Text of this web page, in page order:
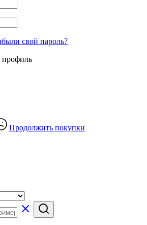
свой пароль?
профиль
Продолжить покупки